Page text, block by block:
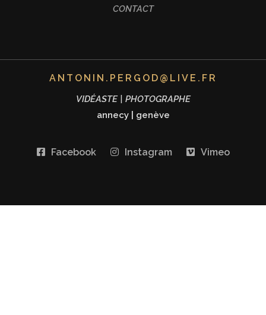
CONTACT
ANTONIN.PERGOD@LIVE.FR
VIDÉASTE | PHOTOGRAPHE
annecy| genève
Facebook Instagram Vimeo